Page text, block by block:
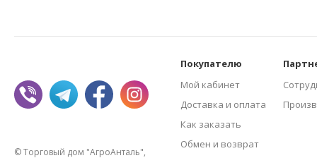
© Торговый дом "АгроАнталь",
Покупателю
Мой кабинет
Доставка и оплата
Как заказать
Обмен и возврат